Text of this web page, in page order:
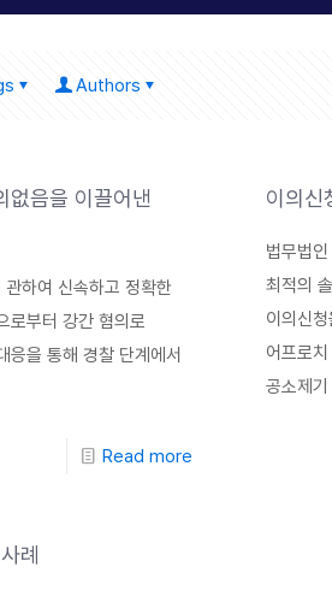
Authors
없음을 이끌어낸
하여 신속하고 정확한
로부터 강간 혐의로
응을 통해 경찰 단계에서
Read more
이의신
법무법
최적의
이의신
어프로
공소제기
례